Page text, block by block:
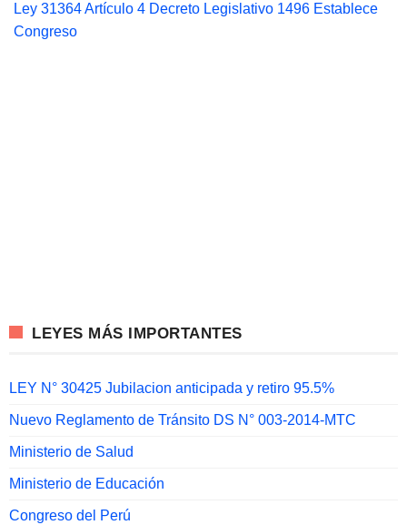
Ley 31364 Artículo 4 Decreto Legislativo 1496 Establece
Congreso
LEYES MÁS IMPORTANTES
LEY N° 30425 Jubilacion anticipada y retiro 95.5%
Nuevo Reglamento de Tránsito DS N° 003-2014-MTC
Ministerio de Salud
Ministerio de Educación
Congreso del Perú